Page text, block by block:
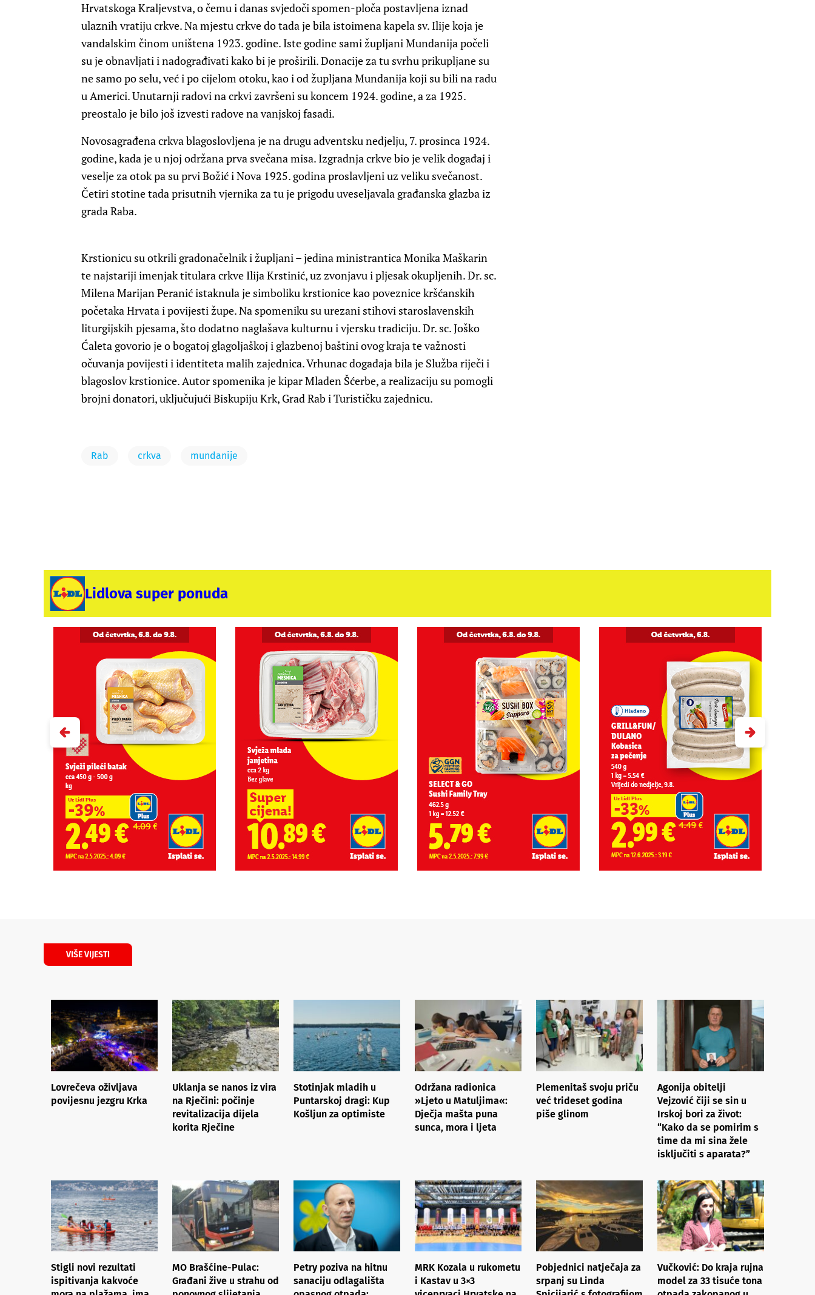
Hrvatskoga Kraljevstva, o čemu i danas svjedoči spomen-ploča postavljena iznad
ulaznih vratiju crkve. Na mjestu crkve do tada je bila istoimena kapela sv. Ilije koja je
vandalskim činom uništena 1923. godine. Iste godine sami župljani Mundanija počeli
su je obnavljati i nadograđivati kako bi je proširili. Donacije za tu svrhu prikupljane su
ne samo po selu, već i po cijelom otoku, kao i od župljana Mundanija koji su bili na radu
u Americi. Unutarnji radovi na crkvi završeni su koncem 1924. godine, a za 1925.
preostalo je bilo još izvesti radove na vanjskoj fasadi.
Novosagrađena crkva blagoslovljena je na drugu adventsku nedjelju, 7. prosinca 1924.
godine, kada je u njoj održana prva svečana misa. Izgradnja crkve bio je velik događaj i
veselje za otok pa su prvi Božić i Nova 1925. godina proslavljeni uz veliku svečanost.
Četiri stotine tada prisutnih vjernika za tu je prigodu uveseljavala građanska glazba iz
grada Raba.
Krstionicu su otkrili gradonačelnik i župljani – jedina ministrantica Monika Maškarin
te najstariji imenjak titulara crkve Ilija Krstinić, uz zvonjavu i pljesak okupljenih. Dr. sc.
Milena Marijan Peranić istaknula je simboliku krstionice kao poveznice kršćanskih
početaka Hrvata i povijesti župe. Na spomeniku su urezani stihovi staroslavenskih
liturgijskih pjesama, što dodatno naglašava kulturnu i vjersku tradiciju. Dr. sc. Joško
Ćaleta govorio je o bogatoj glagoljaškoj i glazbenoj baštini ovog kraja te važnosti
očuvanja povijesti i identiteta malih zajednica. Vrhunac događaja bila je Služba riječi i
blagoslov krstionice. Autor spomenika je kipar Mladen Šćerbe, a realizaciju su pomogli
brojni donatori, uključujući Biskupiju Krk, Grad Rab i Turističku zajednicu.
Rab crkva mundanije
Lidlova super ponuda
VIŠE VIJESTI
Lovrečeva oživljava
povijesnu jezgru Krka
Uklanja se nanos iz vira
na Rječini: počinje
revitalizacija dijela
korita Rječine
Stotinjak mladih u
Puntarskoj dragi: Kup
Košljun za optimiste
Održana radionica
»Ljeto u Matuljima«:
Dječja mašta puna
sunca, mora i ljeta
Plemenitaš svoju priču
već trideset godina
piše glinom
Agonija obitelji
Vejzović čiji se sin u
Irskoj bori za život:
“Kako da se pomirim s
time da mi sina žele
isključiti s aparata?”
Stigli novi rezultati
ispitivanja kakvoće
MO Brašćine-Pulac:
Građani žive u strahu od
Petry poziva na hitnu
sanaciju odlagališta
MRK Kozala u rukometu
i Kastav u 3×3
Pobjednici natječaja za
srpanj su Linda
Vučković: Do kraja rujna
model za 33 tisuće tona